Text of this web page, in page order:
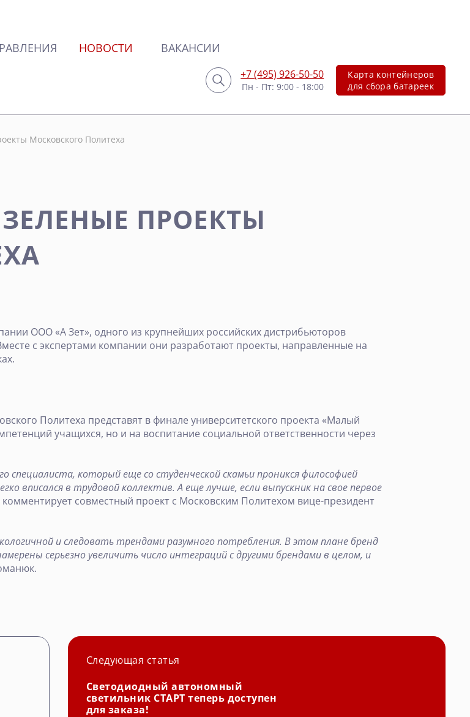
НОВОСТИ ВАКАНСИИ
+7 (495) 926-50-50
Пн - Пт: 9:00 - 18:00
Карта контейнеров
для сбора батареек
Московского Политеха
ПРОЕКТЫ
ООО «А Зет», одного из крупнейших российских дистрибьюторов
с экспертами компании они разработают проекты, направленные на
Политеха представят в финале университетского проекта «Малый
учащихся, но и на воспитание социальной ответственности через
который еще со студенческой скамьи проникся философией
вписался в трудовой коллектив. А еще лучше, если выпускник на свое первое
комментирует совместный проект с Московским Политехом вице-президент
и следовать трендами разумного потребления. В этом плане бренд
серьезно увеличить число интеграций с другими брендами в целом, и
Следующая статья
Светодиодный автономный
светильник СТАРТ теперь доступен
для заказа!